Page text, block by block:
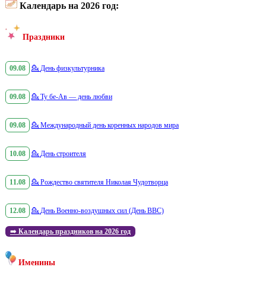
Календарь на 2026 год:
Праздники
09.08 💁 День физкультурника
09.08 💁 Ту бе-Ав — день любви
09.08 💁 Международный день коренных народов мира
10.08 💁 День строителя
11.08 💁 Рождество святителя Николая Чудотворца
12.08 💁 День Военно-воздушных сил (День ВВС)
➡️ Календарь праздников на 2026 год
Именины